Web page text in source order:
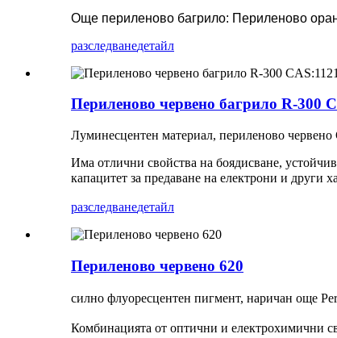
Още периленово багрило: Периленово
разследванедетайл
Периленово червено багрило R-300
Луминесцентен материал, периленово червено
Има отлични свойства на боядисване,
капацитет за предаване на електрони и други
разследванедетайл
Периленово червено 620
силно флуоресцентен пигмент, наричан още
Комбинацията от оптични и електрохимични